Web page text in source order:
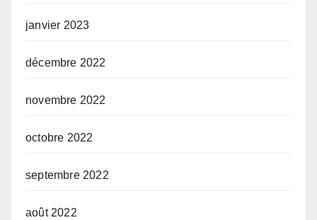
janvier 2023
décembre 2022
novembre 2022
octobre 2022
septembre 2022
août 2022